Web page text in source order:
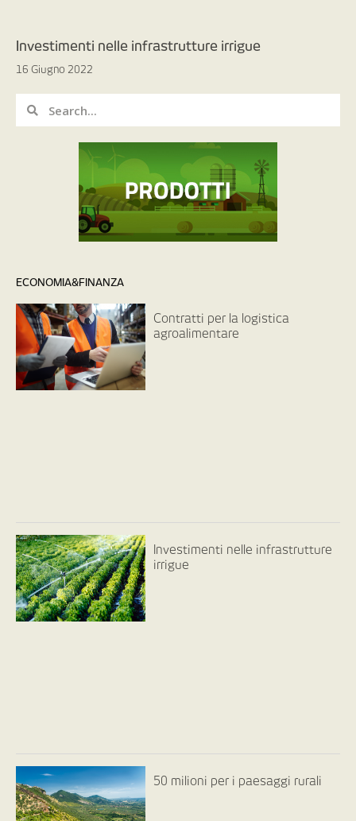
Investimenti nelle infrastrutture irrigue
16 Giugno 2022
ECONOMIA&FINANZA
Contratti per la logistica
agroalimentare
Investimenti nelle infrastrutture
irrigue
50 milioni per i paesaggi rurali